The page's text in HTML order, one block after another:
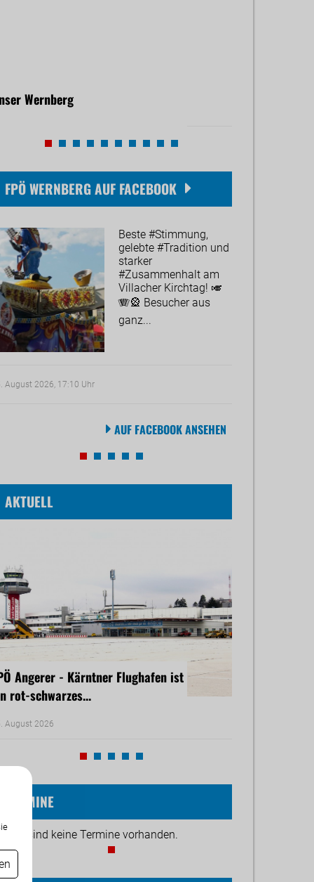
Wernberg
FPÖ WERNBERG AUF FACEBOOK
Beste #Stimmung,
gelebte #Tradition und
starker
#Zusammenhalt am
Villacher Kirchtag! 🎺
🪗🎡 Besucher aus
ganz...
August 2026, 17:10 Uhr
AUF FACEBOOK ANSEHEN
AKTUELL
Angerer - Kärntner Flughafen ist
rot-schwarzes...
August 2026
rasches
TERMINE
sind keine Termine vorhanden.